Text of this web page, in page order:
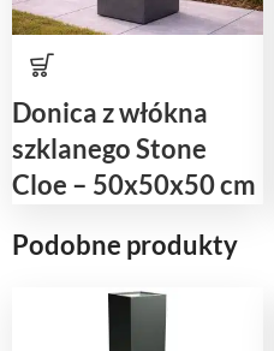
Donica z włókna
szklanego Stone
Cloe – 50x50x50 cm
Podobne produkty